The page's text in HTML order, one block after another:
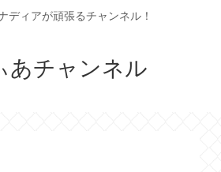
ディアが頑張るチャンネル！
あチャンネル